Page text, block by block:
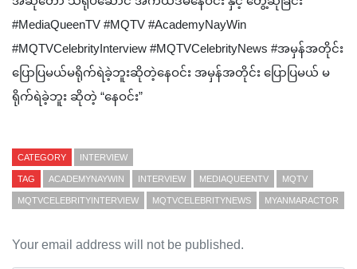
#MediaQueenTV #MQTV #AcademyNayWin
#MQTVCelebrityInterview #MQTVCelebrityNews #အမှန်အတိုင်း
ပြောပြမယ်မရိုက်ရဲခဲ့ဘူးဆိုတဲ့နေဝင်း အမှန်အတိုင်း ပြောပြမယ် မ
ရိုက်ရဲခဲ့ဘူး ဆိုတဲ့ “နေဝင်း”
CATEGORY INTERVIEW
TAG ACADEMYNAYWIN INTERVIEW MEDIAQUEENTV MQTV
MQTVCELEBRITYINTERVIEW MQTVCELEBRITYNEWS MYANMARACTOR
Your email address will not be published.